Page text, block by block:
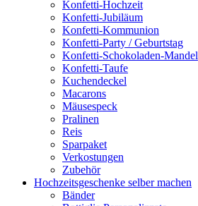
Konfetti-Hochzeit
Konfetti-Jubiläum
Konfetti-Kommunion
Konfetti-Party / Geburtstag
Konfetti-Schokoladen-Mandel
Konfetti-Taufe
Kuchendeckel
Macarons
Mäusespeck
Pralinen
Reis
Sparpaket
Verkostungen
Zubehör
Hochzeitsgeschenke selber machen
Bänder